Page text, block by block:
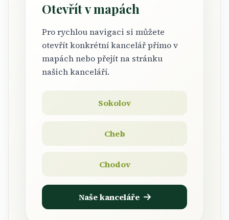
Otevřít v mapách
Pro rychlou navigaci si můžete
otevřít konkrétní kancelář přímo v
mapách nebo přejít na stránku
našich kanceláří.
Sokolov
Cheb
Chodov
Naše kanceláře